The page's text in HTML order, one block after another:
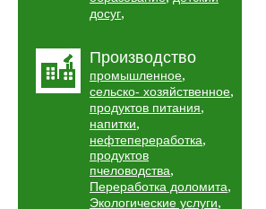
досуг,
Производство
промышленное,
сельско- хозяйственное,
продуктов питания,
напитки,
нефтепереработка,
продуктов
пчеловодства,
Переработка доломита,
Экологические услуги,